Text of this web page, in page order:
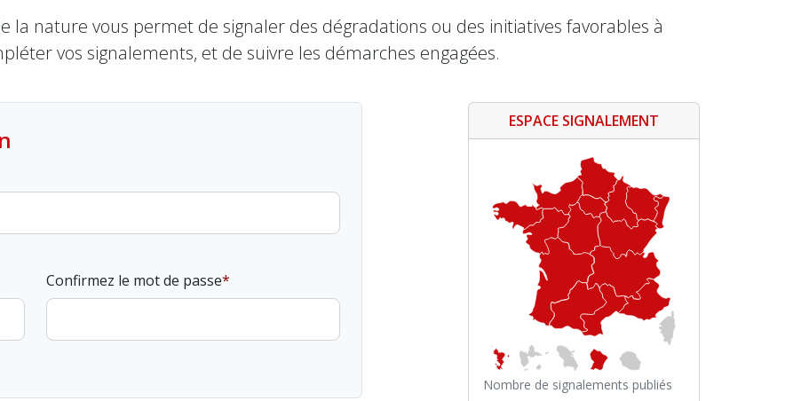
la nature vous permet de signaler des dégradations ou des initiatives favorables à
vos signalements, et de suivre les démarches engagées.
Confirmez le mot de passe
ESPACE SIGNALEMENT
Nombre de signalements publiés